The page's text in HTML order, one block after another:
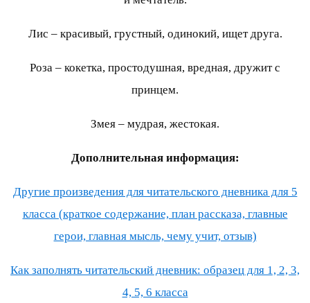
Лис – красивый, грустный, одинокий, ищет друга.
Роза – кокетка, простодушная, вредная, дружит с
принцем.
Змея – мудрая, жестокая.
Дополнительная информация:
Другие произведения для читательского дневника для 5
класса (краткое содержание, план рассказа, главные
герои, главная мысль, чему учит, отзыв)
Как заполнять читательский дневник: образец для 1, 2, 3,
4, 5, 6 класса